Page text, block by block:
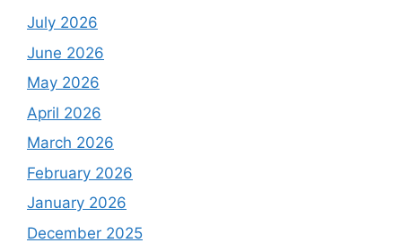
July 2026
June 2026
May 2026
April 2026
March 2026
February 2026
January 2026
December 2025